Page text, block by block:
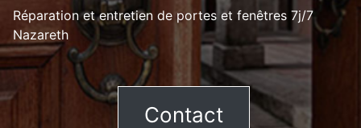
Réparation et entretien de portes et fenêtres 7j/7
Nazareth
Contact